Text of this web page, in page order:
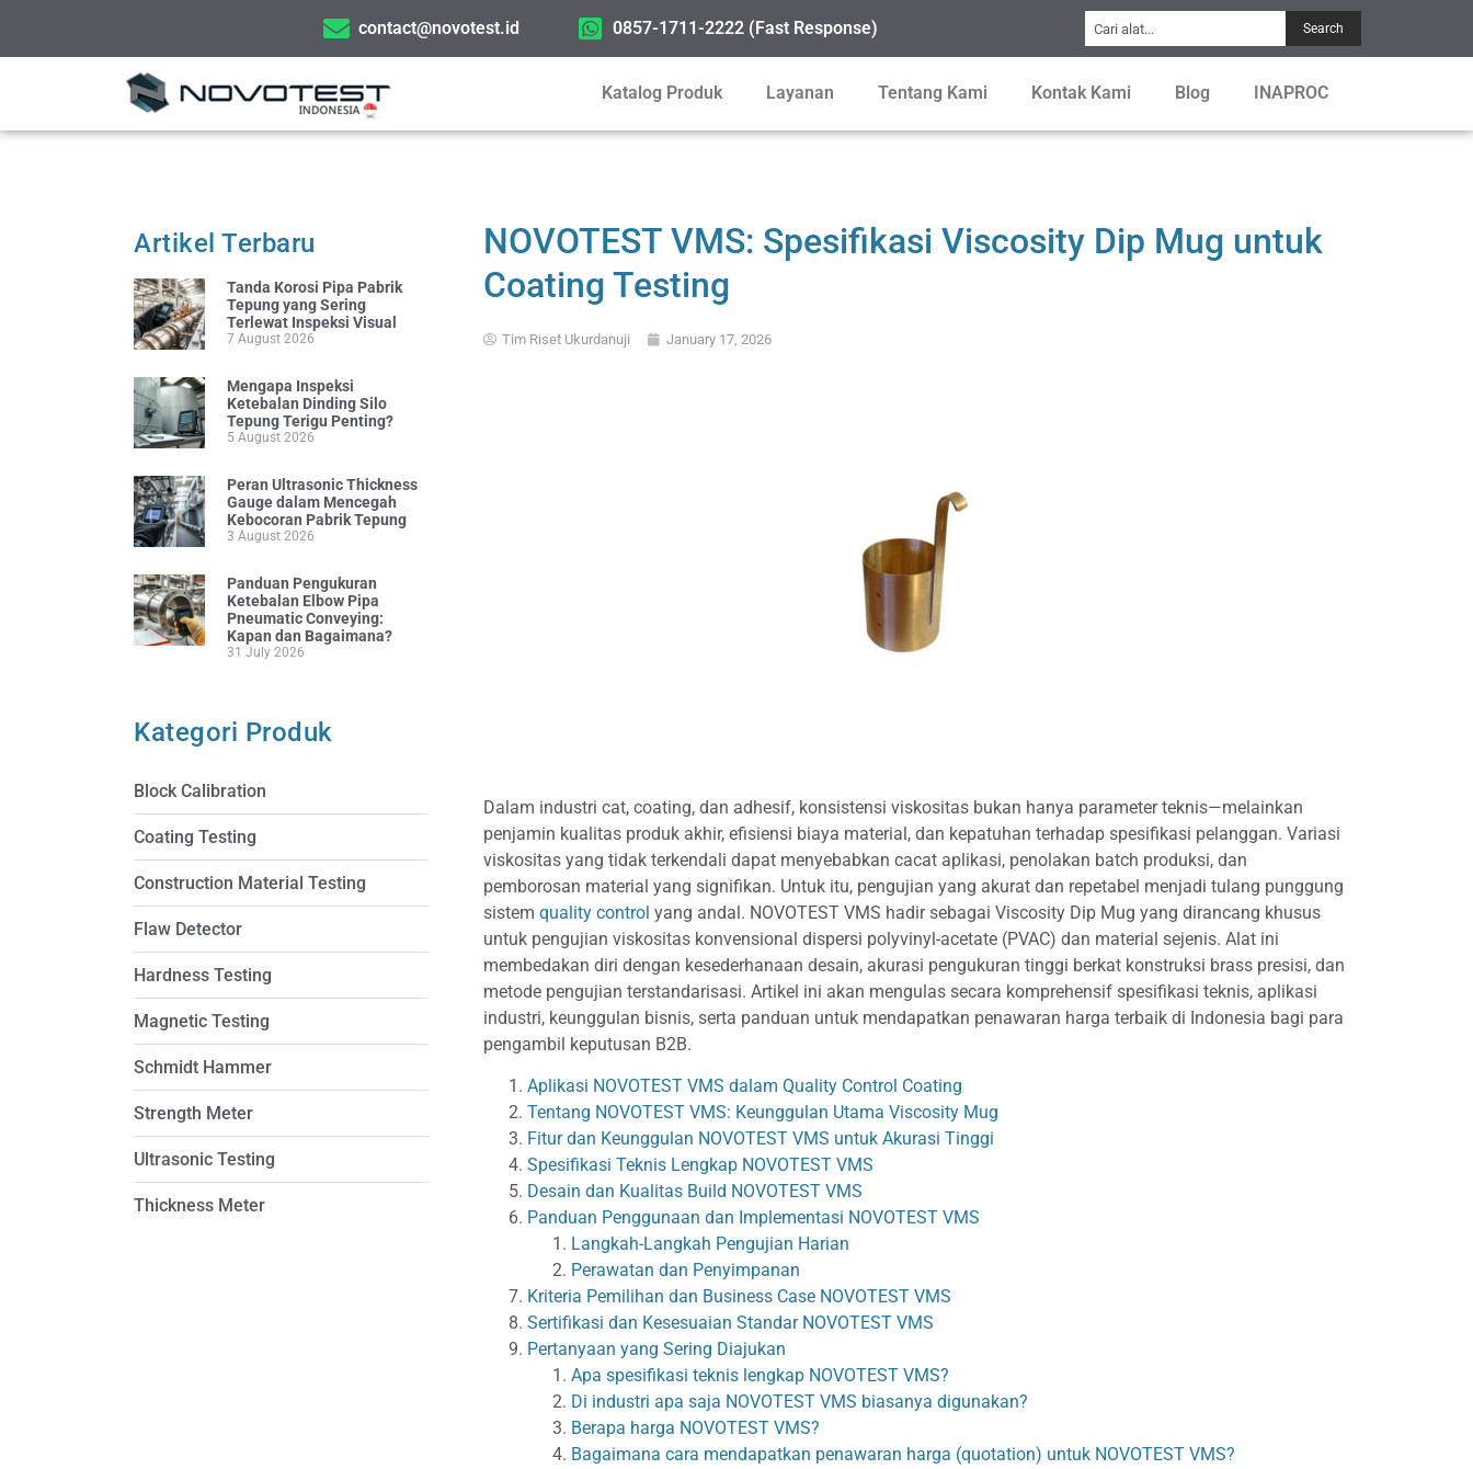
contact@novotest.id 0857-1711-2222 (Fast Response) Search
Katalog Produk Layanan Tentang Kami Kontak Kami Blog INAPROC
Artikel Terbaru
Tanda Korosi Pipa Pabrik
Tepung yang Sering
Terlewat Inspeksi Visual
7 August 2026
Mengapa Inspeksi
Ketebalan Dinding Silo
Tepung Terigu Penting?
5 August 2026
Peran Ultrasonic Thickness
Gauge dalam Mencegah
Kebocoran Pabrik Tepung
3 August 2026
Panduan Pengukuran
Ketebalan Elbow Pipa
Pneumatic Conveying:
Kapan dan Bagaimana?
31 July 2026
Kategori Produk
Block Calibration
Coating Testing
Construction Material Testing
Flaw Detector
Hardness Testing
Magnetic Testing
Schmidt Hammer
Strength Meter
Ultrasonic Testing
Thickness Meter
NOVOTEST VMS: Spesifikasi Viscosity Dip Mug untuk
Coating Testing
Tim Riset Ukurdanuji January 17, 2026
Dalam industri cat, coating, dan adhesif, konsistensi viskositas bukan hanya parameter teknis—melainkan
penjamin kualitas produk akhir, efisiensi biaya material, dan kepatuhan terhadap spesifikasi pelanggan. Variasi
viskositas yang tidak terkendali dapat menyebabkan cacat aplikasi, penolakan batch produksi, dan
pemborosan material yang signifikan. Untuk itu, pengujian yang akurat dan repetabel menjadi tulang punggung
sistem quality control yang andal. NOVOTEST VMS hadir sebagai Viscosity Dip Mug yang dirancang khusus
untuk pengujian viskositas konvensional dispersi polyvinyl-acetate (PVAC) dan material sejenis. Alat ini
membedakan diri dengan kesederhanaan desain, akurasi pengukuran tinggi berkat konstruksi brass presisi, dan
metode pengujian terstandarisasi. Artikel ini akan mengulas secara komprehensif spesifikasi teknis, aplikasi
industri, keunggulan bisnis, serta panduan untuk mendapatkan penawaran harga terbaik di Indonesia bagi para
pengambil keputusan B2B.
Aplikasi NOVOTEST VMS dalam Quality Control Coating
Tentang NOVOTEST VMS: Keunggulan Utama Viscosity Mug
Fitur dan Keunggulan NOVOTEST VMS untuk Akurasi Tinggi
Spesifikasi Teknis Lengkap NOVOTEST VMS
Desain dan Kualitas Build NOVOTEST VMS
Panduan Penggunaan dan Implementasi NOVOTEST VMS
Langkah-Langkah Pengujian Harian
Perawatan dan Penyimpanan
Kriteria Pemilihan dan Business Case NOVOTEST VMS
Sertifikasi dan Kesesuaian Standar NOVOTEST VMS
Pertanyaan yang Sering Diajukan
Apa spesifikasi teknis lengkap NOVOTEST VMS?
Di industri apa saja NOVOTEST VMS biasanya digunakan?
Berapa harga NOVOTEST VMS?
Bagaimana cara mendapatkan penawaran harga (quotation) untuk NOVOTEST VMS?